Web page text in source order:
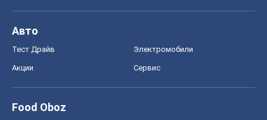
Авто
Тест Драйв Электромобили
Акции Сервис
Food Oboz